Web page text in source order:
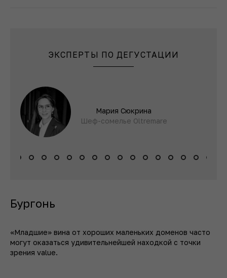
ЭКСПЕРТЫ ПО ДЕГУСТАЦИИ
Мария Сюкрина
Шеф-сомелье Oltremare
Бургонь
«Младшие» вина от хороших маленьких доменов часто
могут оказаться удивительнейшей находкой с точки
зрения value.